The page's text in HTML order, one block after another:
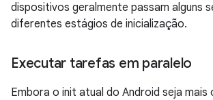
dispositivos geralmente passam alguns
diferentes estágios de inicialização.
Executar tarefas em paralelo
Embora o init atual do Android seja mais